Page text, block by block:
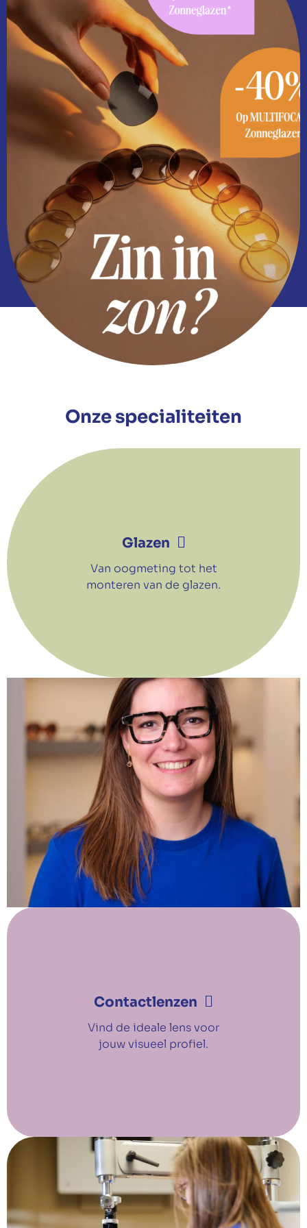
Afspraak maken
Onze specialiteiten
Glazen
Van oogmeting tot het
monteren van de glazen.
Contactlenzen
Vind de ideale lens voor
jouw visueel profiel.